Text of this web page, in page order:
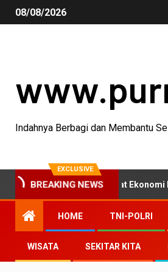
08/08/2026
Indahnya Berbagi dan Membantu
EXCLUSIVE
BREAKING NEWS
2026 Perkuat Ekonomi Petani,
HOME TNI-POLRI
WISATA SEKITAR KITA